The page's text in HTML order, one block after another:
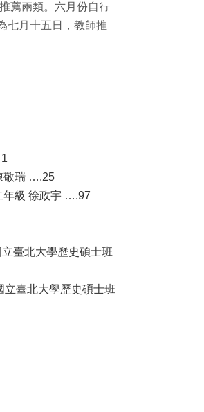
薦兩類。六月份自行
七月十五日，教師推
敬瑞 ….25
年級 徐政宇 ….97
臺北大學歷史碩士班
立臺北大學歷史碩士班